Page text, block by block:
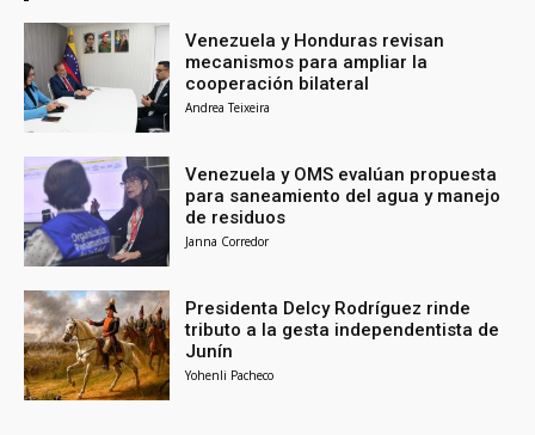
Venezuela y Honduras revisan
mecanismos para ampliar la
cooperación bilateral
Andrea Teixeira
Venezuela y OMS evalúan propuesta
para saneamiento del agua y manejo
de residuos
Janna Corredor
Presidenta Delcy Rodríguez rinde
tributo a la gesta independentista de
Junín
Yohenli Pacheco